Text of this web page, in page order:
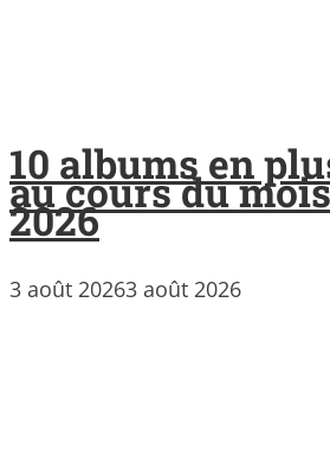
10 albums en
au cours du
2026
3 août 20263 août 2026